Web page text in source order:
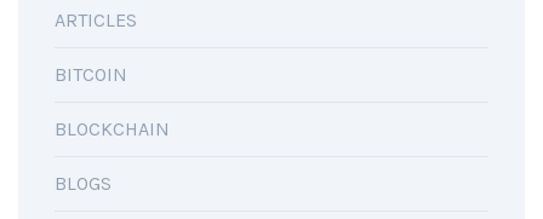
ARTICLES
BITCOIN
BLOCKCHAIN
BLOGS